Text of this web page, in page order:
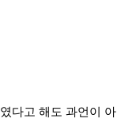
였다고 해도 과언이 아